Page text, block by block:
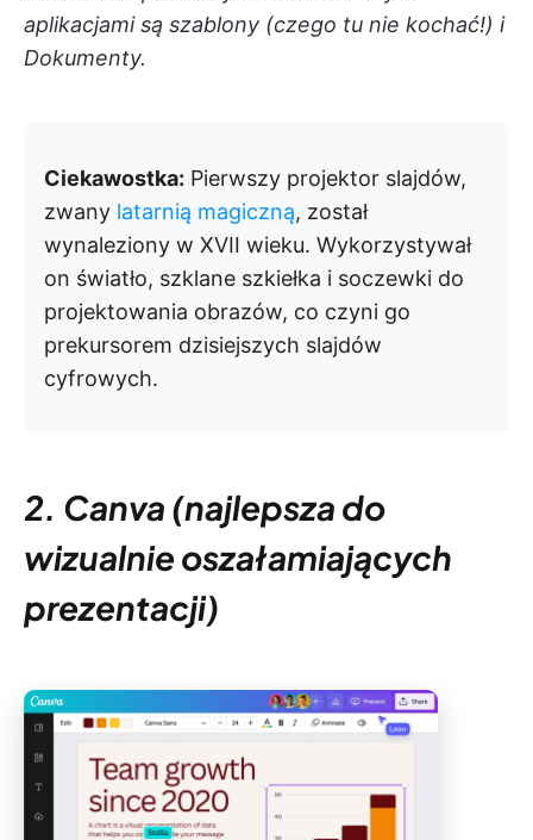
aplikacjami są szablony (czego tu nie kochać!) i
Dokumenty.
Ciekawostka: Pierwszy projektor slajdów,
zwany latarnią magiczną, został
wynaleziony w XVII wieku. Wykorzystywał
on światło, szklane szkiełka i soczewki do
projektowania obrazów, co czyni go
prekursorem dzisiejszych slajdów
cyfrowych.
2. Canva (najlepsza do
wizualnie oszałamiających
prezentacji)